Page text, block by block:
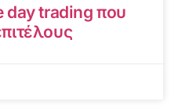
day trading που